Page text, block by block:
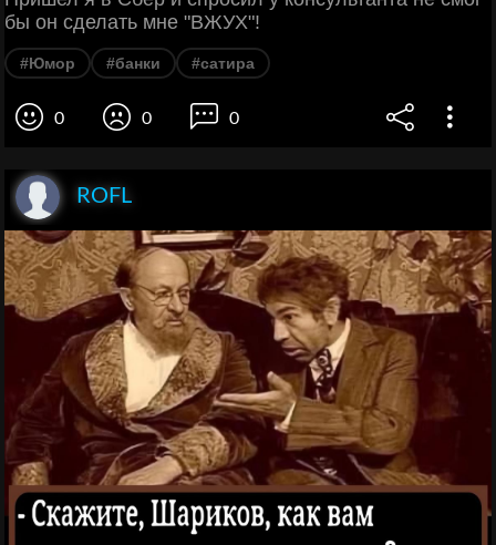
бы он сделать мне "ВЖУХ"!
#Юмор #банки #сатира
0 0 0
ROFL